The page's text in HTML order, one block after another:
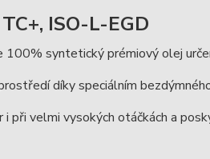
ISO-L-EGD
100% syntetický prémiový olej
díky speciálním
při velmi vysokých otáčkách a